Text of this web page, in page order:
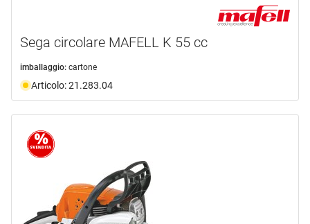
Sega circolare MAFELL K 55 cc
imballaggio: cartone
Articolo: 21.283.04